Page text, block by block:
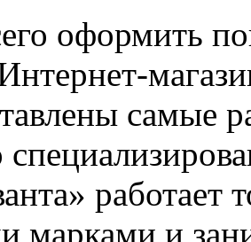
оформить
самые
работает
марками и